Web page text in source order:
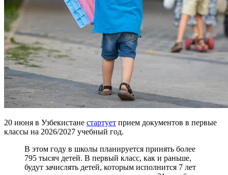
20 июня в Узбекистане стартует прием документов в первые
классы на 2026/2027 учебный год.
В этом году в школы планируется принять более
795 тысяч детей. В первый класс, как и раньше,
будут зачислять детей, которым исполнится 7 лет